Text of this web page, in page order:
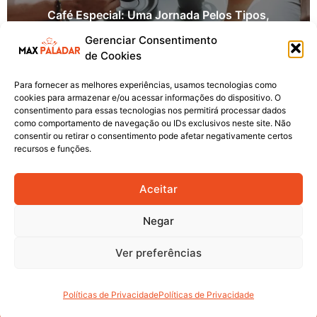
Gerenciar Consentimento
de Cookies
Para fornecer as melhores experiências, usamos tecnologias como
cookies para armazenar e/ou acessar informações do dispositivo. O
consentimento para essas tecnologias nos permitirá processar dados
como comportamento de navegação ou IDs exclusivos neste site. Não
consentir ou retirar o consentimento pode afetar negativamente certos
recursos e funções.
Aceitar
Negar
Ver preferências
Políticas de PrivacidadePolíticas de Privacidade
Café Especial: Uma Jornada Pelos Tipos,
By Maxpaladar
Max Paladar: o seu destino online para
gastronômicas inesquecíveis!